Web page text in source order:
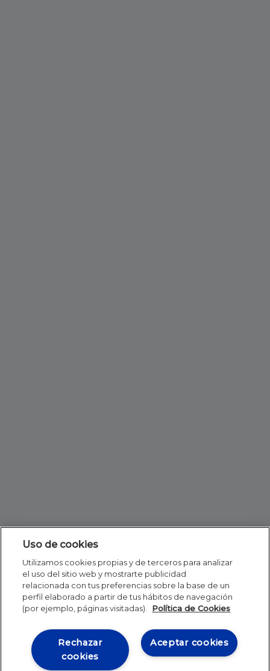
Uso de cookies
Utilizamos cookies propias y de terceros para analizar
el uso del sitio web y mostrarte publicidad
relacionada con tus preferencias sobre la base de un
perfil elaborado a partir de tus hábitos de navegación
(por ejemplo, páginas visitadas).
Política de Cookies
Aceptar cookies
Rechazar
cookies